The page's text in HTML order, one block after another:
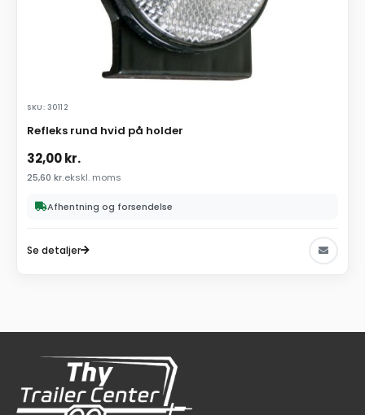
SKU: 30112
Refleks rund hvid på holder
32,00kr.
25,60 kr.ekskl. moms
Afhentning og forsendelse
Se detaljer